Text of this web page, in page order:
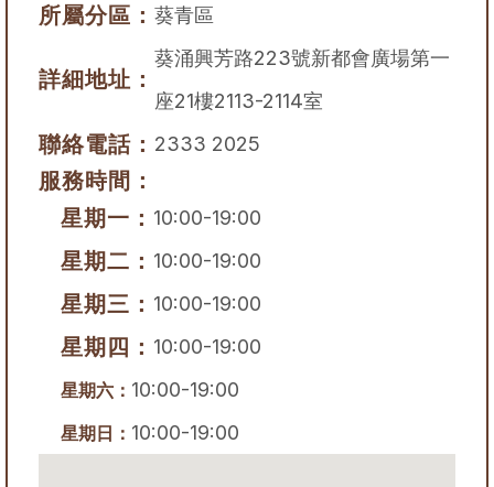
所屬分區： 葵青區
詳細地址：
葵涌興芳路223號新都會廣場第一
座21樓2113-2114室
聯絡電話： 2333 2025
服務時間：
星期一： 10:00-19:00
星期二： 10:00-19:00
星期三： 10:00-19:00
星期四： 10:00-19:00
星期六： 10:00-19:00
星期日： 10:00-19:00